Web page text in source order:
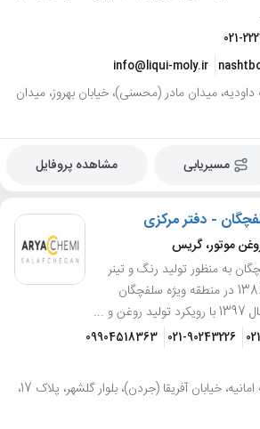
021-
info@liqui-moly.ir
3، محله داودیه، میدان مادر (محسنی)، خیابان بهروز، میدان
مسیریابی مشاهده پروفایل
- دفتر مرکزی
موتور، گریس
به منظور تولید رنگ و تینر
و مشتقات مرتبط در سال 1386 در منطقه ویژه سلفچگان
...
021-90243226
09904518363
تهران، منطقه 3، محله امانیه، خیابان آفریقا (جردن)، بلوار گلشهر، پلاک 17،